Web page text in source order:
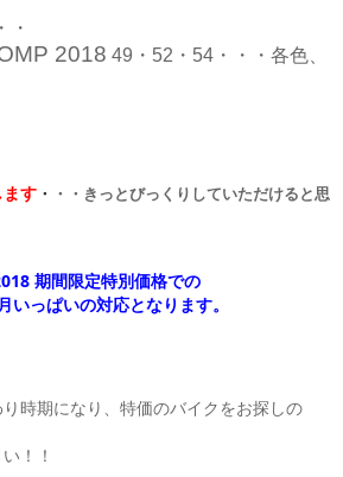
・
2018 49・52・54・・・各色、
す ・ ・・きっとびっくりしていただけると思
期間限定特別価格での
いっぱいの対応となります。
時期になり、特価のバイクをお探しの
！！